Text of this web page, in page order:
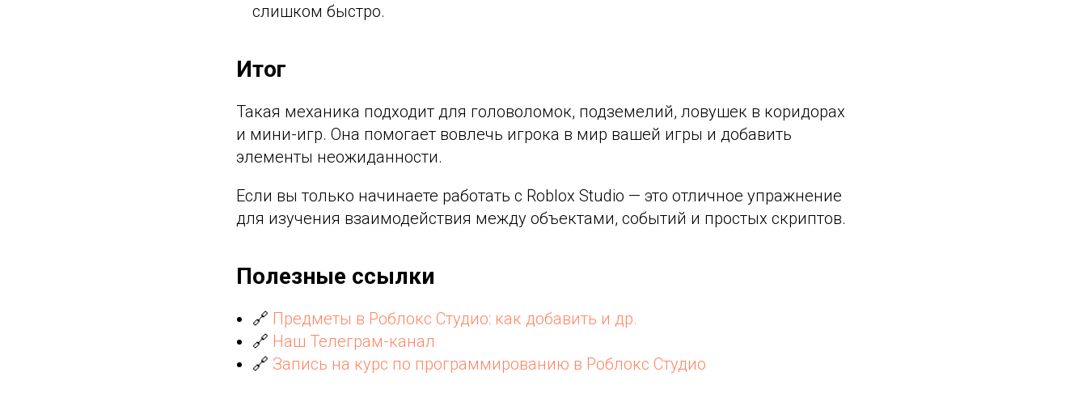
слишком быстро.
Итог
Такая механика подходит для головоломок, подземелий, ловушек в коридорах
и мини-игр. Она помогает вовлечь игрока в мир вашей игры и добавить
элементы неожиданности.
Если вы только начинаете работать с Roblox Studio — это отличное упражнение
для изучения взаимодействия между объектами, событий и простых скриптов.
Полезные ссылки
🔗 Предметы в Роблокс Студио: как добавить и др.
🔗 Наш Телеграм-канал
🔗 Запись на курс по программированию в Роблокс Студио